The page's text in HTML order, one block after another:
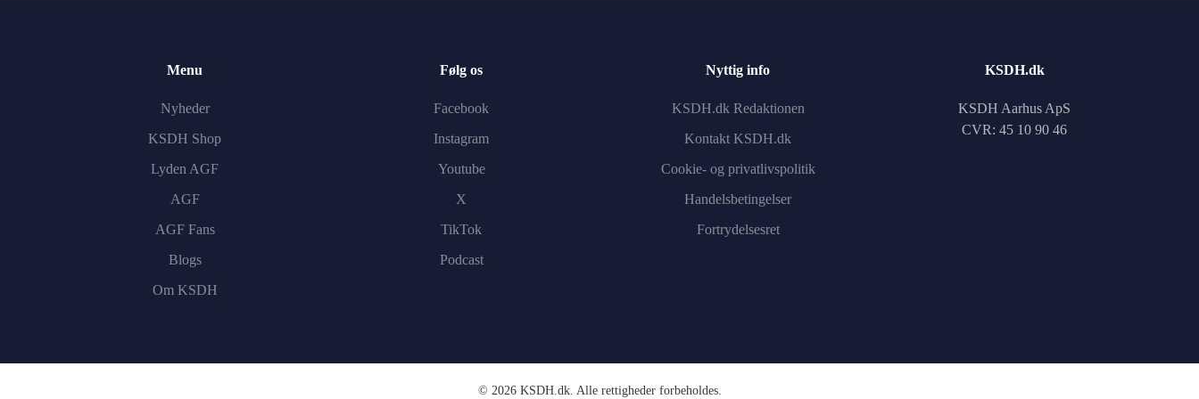
Menu
Nyheder
KSDH Shop
Lyden AGF
AGF
AGF Fans
Blogs
Om KSDH
Følg os
Facebook
Instagram
Youtube
X
TikTok
Podcast
Nyttig info
KSDH.dk Redaktionen
Kontakt KSDH.dk
Cookie- og privatlivspolitik
Handelsbetingelser
Fortrydelsesret
KSDH.dk
KSDH Aarhus ApS
CVR: 45 10 90 46
© 2026 KSDH.dk. Alle rettigheder forbeholdes.